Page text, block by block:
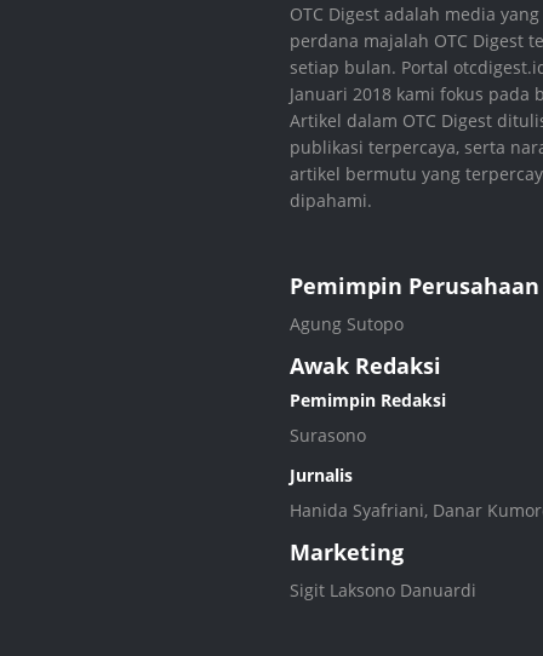
OTC Digest adalah media
perdana majalah OTC Digest
setiap bulan. Portal
Januari 2018 kami fokus pada
Artikel dalam OTC Digest
publikasi terpercaya, serta
artikel bermutu yang
dipahami.
Pemimpin Perusahaan
Agung Sutopo
Awak Redaksi
Pemimpin Redaksi
Surasono
Jurnalis
Hanida Syafriani, Danar
Marketing
Sigit Laksono Danuardi